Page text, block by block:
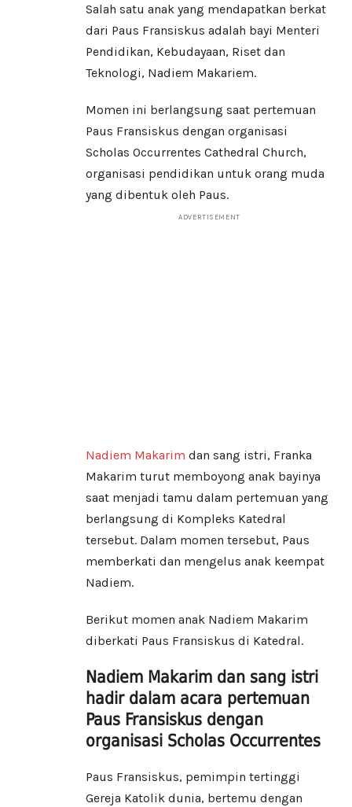
Salah satu anak yang mendapatkan berkat
dari Paus Fransiskus adalah bayi Menteri
Pendidikan, Kebudayaan, Riset dan
Teknologi, Nadiem Makariem.
Momen ini berlangsung saat pertemuan
Paus Fransiskus dengan organisasi
Scholas Occurrentes Cathedral Church,
organisasi pendidikan untuk orang muda
yang dibentuk oleh Paus.
ADVERTISEMENT
Nadiem Makarim dan sang istri, Franka
Makarim turut memboyong anak bayinya
saat menjadi tamu dalam pertemuan yang
berlangsung di Kompleks Katedral
tersebut. Dalam momen tersebut, Paus
memberkati dan mengelus anak keempat
Nadiem.
Berikut momen anak Nadiem Makarim
diberkati Paus Fransiskus di Katedral.
Nadiem Makarim dan sang istri
hadir dalam acara pertemuan
Paus Fransiskus dengan
organisasi Scholas Occurrentes
Paus Fransiskus, pemimpin tertinggi
Gereja Katolik dunia, bertemu dengan